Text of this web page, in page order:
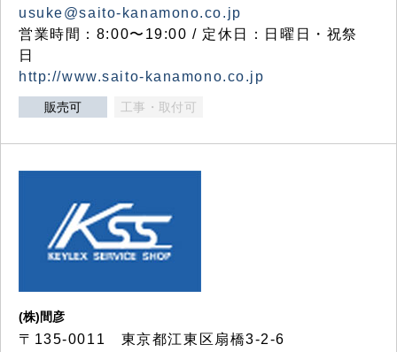
usuke@saito-kanamono.co.jp
営業時間：8:00〜19:00 / 定休日：日曜日・祝祭
日
http://www.saito-kanamono.co.jp
販売可 工事・取付可
(株)間彦
〒135-0011 東京都江東区扇橋3-2-6